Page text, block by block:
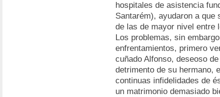
hospitales de asistencia
Santarém), ayudaron a que
de las de mayor nivel entre
Los problemas, sin
enfrentamientos, primero
cuñado Alfonso, deseoso
detrimento de su hermano,
continuas infidelidades de
un matrimonio demasiado